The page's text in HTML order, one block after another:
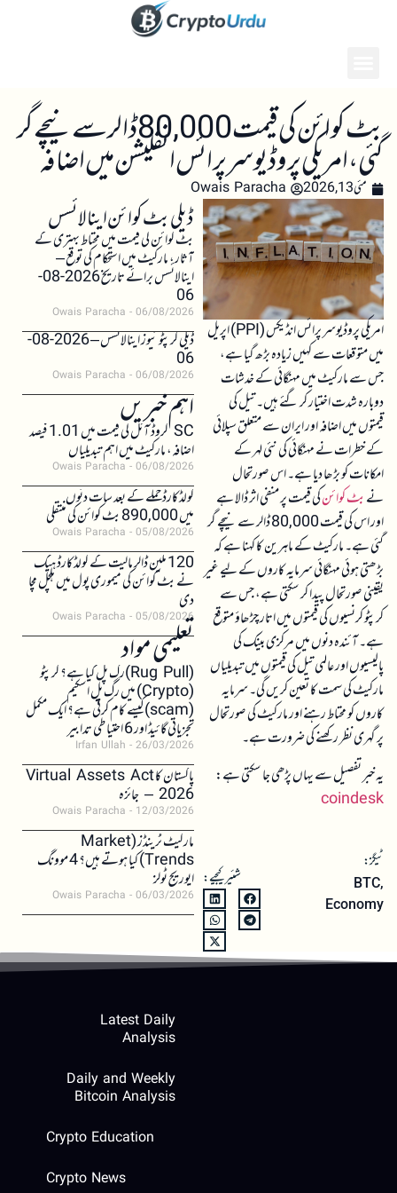
بٹ کوائن کی قیمت 80,000 ڈالر سے نیچے گر
گئی، امریکی پروڈیوسر پرائس انفلیشن میں اضافہ
مئی 13, 2026 Owais Paracha
امریکی پروڈیوسر پرائس انڈیکس (PPI) اپریل
میں متوقعات سے کہیں زیادہ بڑھ گیا ہے،
جس سے مارکیٹ میں مہنگائی کے خدشات
دوبارہ شدت اختیار کر گئے ہیں۔ تیل کی
قیمتوں میں اضافہ اور ایران سے متعلق سپلائی
کے خطرات نے مہنگائی کی نئی لہر کے
امکانات کو بڑھا دیا ہے۔ اس صورتحال
نےبٹ کوائنکی قیمت پر منفی اثر ڈالا ہے
اور اس کی قیمت 80,000 ڈالر سے نیچے گر
گئی ہے۔ مارکیٹ کے ماہرین کا کہنا ہے کہ
بڑھتی ہوئی مہنگائی سرمایہ کاروں کے لیے غیر
یقینی صورتحال پیدا کر سکتی ہے، جس سے
کرپٹو کرنسیوں کی قیمتوں میں اتار چڑھاؤ متوقع
ہے۔ آئندہ دنوں میں مرکزی بینک کی
پالیسیوں اور عالمی تیل کی قیمتوں میں تبدیلیاں
مارکیٹ کی سمت کا تعین کریں گی۔ سرمایہ
کاروں کو محتاط رہنے اور مارکیٹ کی صورتحال
پر گہری نظر رکھنے کی ضرورت ہے۔
یہ خبر تفصیل سے یہاں پڑھی جا سکتی ہے:
coindesk
ٹیگز:
BTC,
Economy
شئیر کیجیے:
ڈیلی بٹ کوائن اینالائسس
بٹ کوائن کی قیمت میں محتاط بہتری کے
آثار، مارکیٹ میں استحکام کی توقع –
اینالائسس برائے تاریخ 2026-08-
06
Owais Paracha 06/08/2026
ڈیلی کرپٹو نیوز اینالائسس – 2026-08-
06
Owais Paracha 06/08/2026
اہم خبریں SC کروڈ آئل کی قیمت میں 1.01 فیصد
اضافہ، مارکیٹ میں اہم تبدیلیاں
Owais Paracha 06/08/2026
کولڈکارڈ حملے کے بعد سات دنوں
میں 890,000 بٹ کوائن کی منتقلی
Owais Paracha 05/08/2026
120 ملین ڈالر مالیت کے کولڈکارڈ ہیک
نے بٹ کوائن کی میموری پول میں ہلچل مچا
دی
Owais Paracha 05/08/2026
تعلیمی مواد(Rug Pull)رگ پل کیا ہے؟ کرپٹو
(Crypto) میں رگ پل اسکیم
(scam)کیسے کام کرتی ہے؟ ایک مکمل
تجزیاتی گائیڈ اور 6 احتیاطی تدابیر
Irfan Ullah 26/03/2026
پاکستان کا Virtual Assets Act
2026 – جائزہ
Owais Paracha 12/03/2026
مارکیٹ ٹرینڈز (Market
Trends) کیا ہوتے ہیں؟ 4 موونگ
ایوریج ٹولز
Owais Paracha 06/03/2026
Latest Daily
Analysis
Daily and Weekly
Bitcoin Analysis
Crypto Education
Crypto News